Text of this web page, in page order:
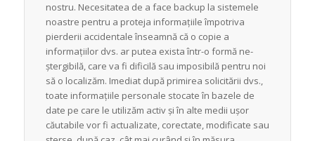
nostru. Necesitatea de a face backup la sistemele
noastre pentru a proteja informațiile împotriva
pierderii accidentale înseamnă că o copie a
informațiilor dvs. ar putea exista într-o formă ne-
ștergibilă, care va fi dificilă sau imposibilă pentru noi
să o localizăm. Imediat după primirea solicitării dvs.,
toate informațiile personale stocate în bazele de
date pe care le utilizăm activ și în alte medii ușor
căutabile vor fi actualizate, corectate, modificate sau